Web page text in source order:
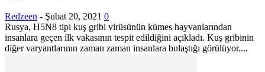
Redzeen - Şubat 20, 2021 0
Rusya, H5N8 tipi kuş gribi virüsünün kümes hayvanlarından
insanlara geçen ilk vakasının tespit edildiğini açıkladı. Kuş gribinin
diğer varyantlarının zaman zaman insanlara bulaştığı görülüyor....